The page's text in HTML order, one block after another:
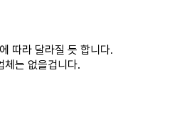
따라 달라질 듯 합니다.
체는 없을겁니다.